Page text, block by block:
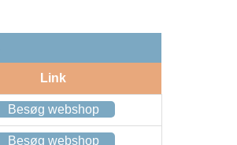
Link
Besøg webshop
Besøg webshop